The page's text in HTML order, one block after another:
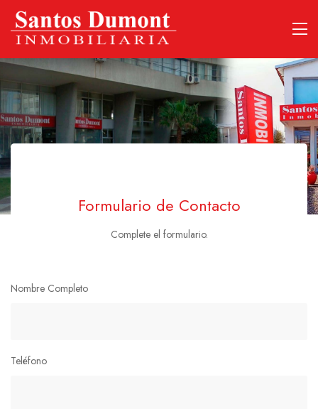
Formulario de Contacto
Complete el formulario.
Nombre Completo
Teléfono